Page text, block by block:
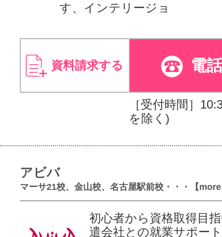
す、インテリージョ
資料請求する 電
［受付時間］
を除く)
アビバ
マーサ21校、金山校、名古屋駅前校・・・【
初心者から資格取得目
遣会社との就業サポー